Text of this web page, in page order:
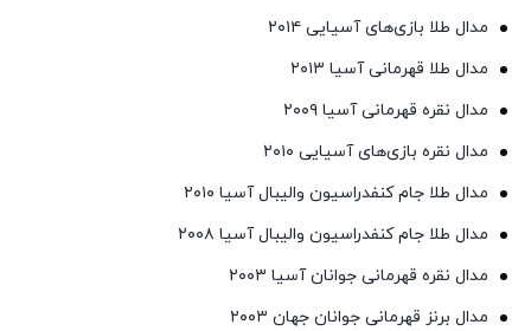
مدال طلا بازی‌های آسیایی ۲۰۱۴
مدال طلا قهرمانی آسیا ۲۰۱۳
مدال نقره قهرمانی آسیا ۲۰۰۹
مدال نقره بازی‌های آسیایی ۲۰۱۰
مدال طلا جام کنفدراسیون والیبال آسیا ۲۰۱۰
مدال طلا جام کنفدراسیون والیبال آسیا ۲۰۰۸
مدال نقره قهرمانی جوانان آسیا ۲۰۰۳
مدال برنز قهرمانی جوانان جهان ۲۰۰۳